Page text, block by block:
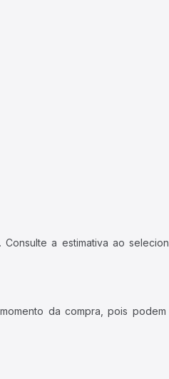
a estimativa ao
da compra, pois